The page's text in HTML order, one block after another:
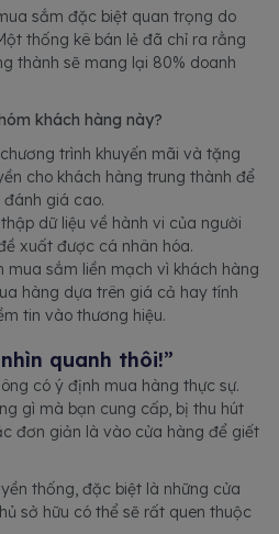
sắm đặc biệt quan trọng do
thống kê bán lẻ đã chỉ ra rằng
thành sẽ mang lại 80% doanh
khách hàng này?
trình khuyến mãi và tặng
cho khách hàng trung thành để
giá cao.
dữ liệu về hành vi của người
xuất được cá nhân hóa.
mua sắm liền mạch vì khách hàng
hàng dựa trên giá cả hay tính
tin vào thương hiệu.
quanh thôi!”
có ý định mua hàng thực sự.
gì mà bạn cung cấp, bị thu hút
đơn giản là vào cửa hàng để giết
thống, đặc biệt là những cửa
sở hữu có thể sẽ rất quen thuộc